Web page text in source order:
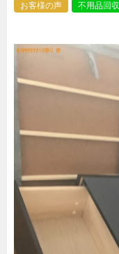
お客様の声
不用品回